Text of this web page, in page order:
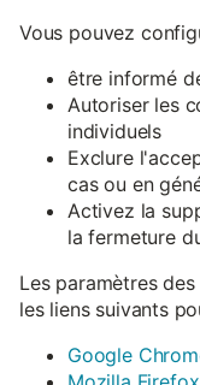
Vous pouvez
être informé
Autoriser les
individuels
Exclure
cas ou en
Activez la
la fermeture
Les paramètres
les liens suivants
Google